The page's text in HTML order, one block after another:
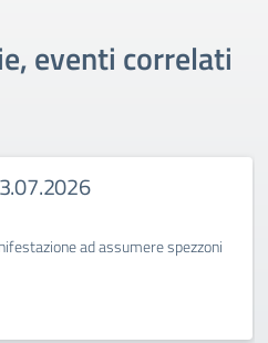
eventi correlati
ad assumere spezzoni